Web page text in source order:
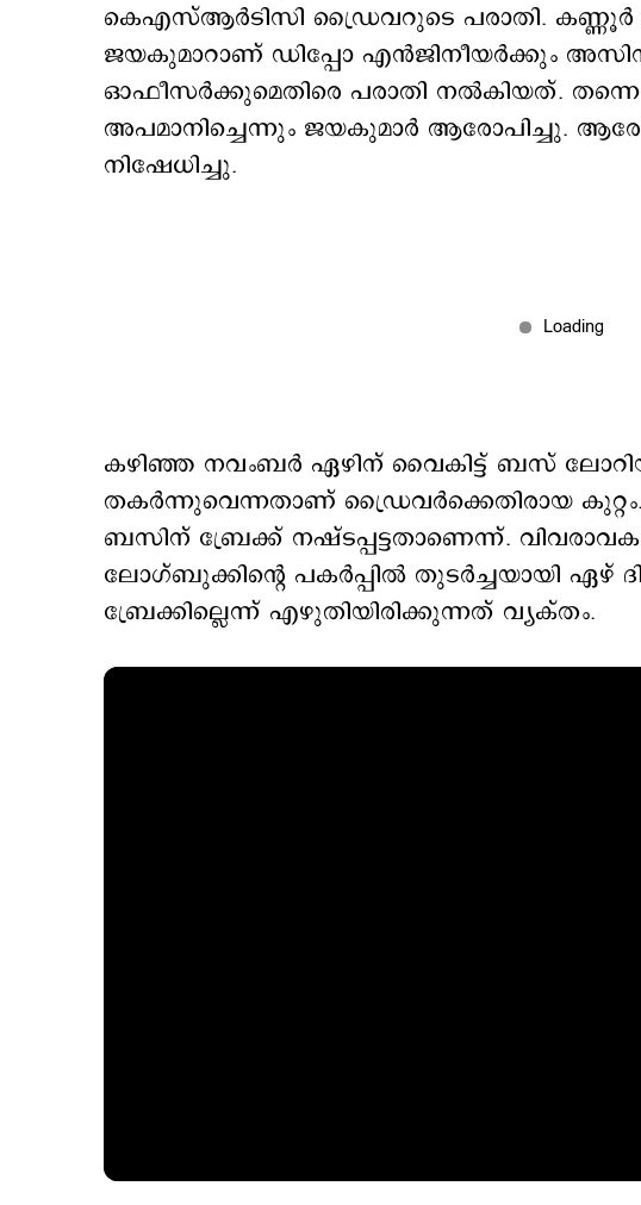
കെഎസ്ആര്‍ടിസി ഡ്രൈവറുടെ പരാതി. കണ്ണൂര്‍
ജയകുമാറാണ് ഡിപ്പോ എന്‍ജിനീയര്‍ക്കും
ഓഫീസര്‍ക്കുമെതിരെ പരാതി നല്‍കിയത്. തന്നെ
അപമാനിച്ചെന്നും ജയകുമാര്‍ ആരോപിച്ചു.
നിഷേധിച്ചു.
കഴിഞ്ഞ നവംബര്‍ ഏഴിന് വൈകിട്ട് ബസ്
തകര്‍ന്നുവെന്നതാണ് ഡ്രൈവര്‍ക്കെതിരായ
ബസിന് ബ്രേക്ക് നഷ്ടപ്പട്ടതാണെന്ന്.
ലോഗ്ബുക്കിന്‍റെ പകര്‍പ്പില്‍ തുടര്‍ച്ചയായി ഏഴ്
ബ്രേക്കില്ലെന്ന് എഴുതിയിരിക്കുന്നത് വ്യക്തം.